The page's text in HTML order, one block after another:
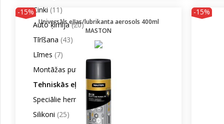
Cinki (11)
Auto ķīmija(20)
Tīrīšana (43)
Līmes (7)
Montāžas putas
(14)
Tehniskās eļļas
(19)
Speciālie hermētiķi(16)
Silikoni (25)
-15%
Universāls eļļas/lubrikanta aerosols 400ml
MASTON
-15%